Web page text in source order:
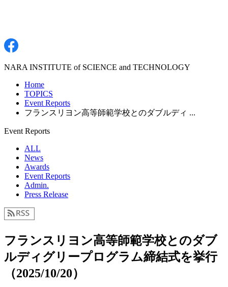
NARA INSTITUTE of SCIENCE and TECHNOLOGY
Home
TOPICS
Event Reports
フランスリヨン高等師範学校とのダブルディ ...
Event Reports
ALL
News
Awards
Event Reports
Admin.
Press Release
フランスリヨン高等師範学校とのダブ
ルディグリープログラム締結式を挙行
（2025/10/20）